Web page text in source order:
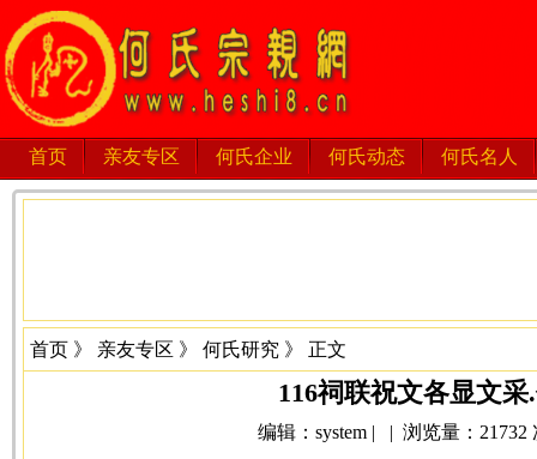
首页 亲友专区 何氏企业 何氏动态 何氏名人
首页 》 亲友专区 》 何氏研究 》 正文
116祠联祝文各显文
编辑：system | | 浏览量：21732